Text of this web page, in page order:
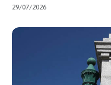
29/07/2026